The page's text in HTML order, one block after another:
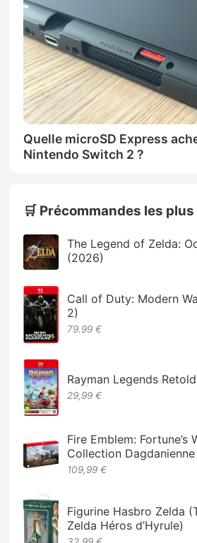
Quelle microSD Express
Nintendo Switch 2 ?
🛒 Précommandes les
The Legend of Zelda:
(2026)
Call of Duty: Modern
2)
79.99 €
Rayman Legends
29,99 €
Fire Emblem: Fortune’s
Collection Dagdanienne
109,99 €
Figurine Hasbro Zelda
Zelda Héros d’Hyrule)